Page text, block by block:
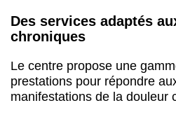
Des services adaptés
chroniques
Le centre propose une
prestations pour répondre
manifestations de la douleur